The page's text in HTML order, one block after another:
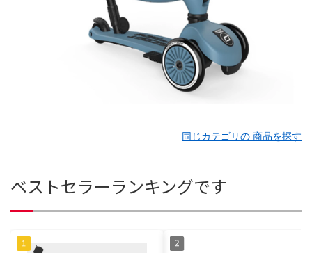
同じカテゴリの 商品を探す
ベストセラーランキングです